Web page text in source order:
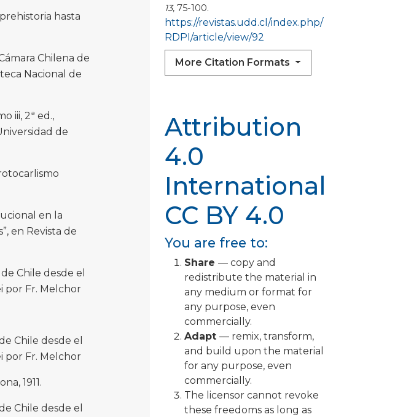
13, 75-100.
https://revistas.udd.cl/index.php/
RDPI/article/view/92
More Citation Formats
Attribution
4.0
International
CC BY 4.0
You are free to:
Share — copy and
redistribute the material in
any medium or format for
any purpose, even
commercially.
Adapt — remix, transform,
and build upon the material
for any purpose, even
commercially.
The licensor cannot revoke
these freedoms as long as
hasta
Chilena de
Nacional de
iii, 2ª ed.,
de
en la
en Revista de
Chile desde el
por Fr. Melchor
Chile desde el
por Fr. Melchor
1911.
Chile desde el